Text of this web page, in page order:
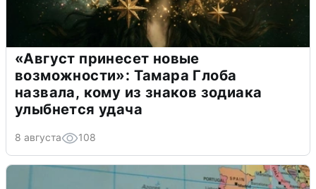
«Август принесет новые
возможности»: Тамара Глоба
назвала, кому из знаков зодиака
улыбнется удача
8 августа 108